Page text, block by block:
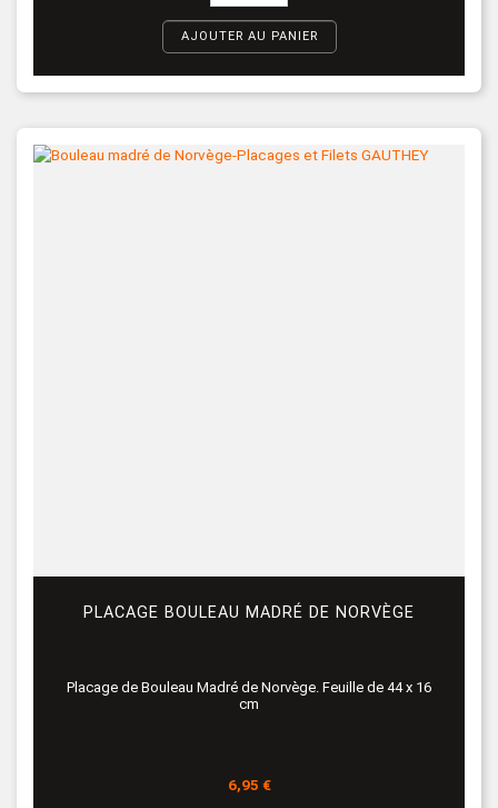
AJOUTER AU PANIER
PLACAGE BOULEAU MADRÉ DE NORVÈGE
Placage de Bouleau Madré de Norvège. Feuille de 44 x 16
cm
Prix
6,95 €